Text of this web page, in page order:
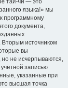
тай-чи — это
языка!» мы
программному
документа,
источником
вы
не исчерпываются,
записью
указанные при
высшая точка